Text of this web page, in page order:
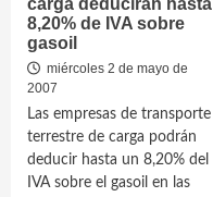
carga deducirán hasta
8,20% de IVA sobre
gasoil
miércoles 2 de mayo de
2007
Las empresas de transporte
terrestre de carga podrán
deducir hasta un 8,20% del
IVA sobre el gasoil en las